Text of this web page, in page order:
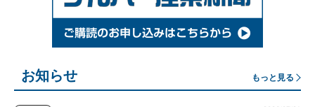
お知らせ もっと見る